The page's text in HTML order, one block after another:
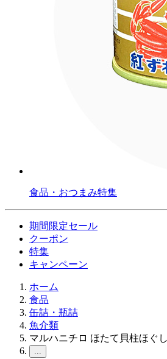
食品・おつまみ特集
期間限定セール
クーポン
特集
キャンペーン
ホーム
食品
缶詰・瓶詰
魚介類
マルハニチロ ほたて貝柱ほぐ
...